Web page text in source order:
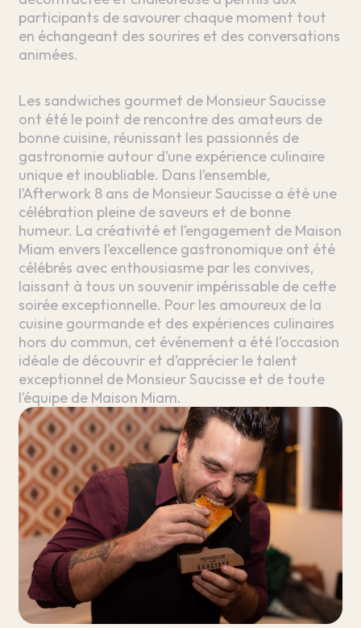
participants de savourer chaque moment tout
en échangeant des sourires et des conversations
animées.
Les sandwiches gourmet de Monsieur Saucisse
ont été le point de rencontre des amateurs de
bonne cuisine, réunissant les passionnés de
gastronomie autour d’une expérience culinaire
unique et inoubliable. Dans l’ensemble,
l’Afterwork 8 ans de Monsieur Saucisse a été une
célébration pleine de saveurs et de bonne
humeur. La créativité et l’engagement de Maison
Miam envers l’excellence gastronomique ont été
célébrés avec enthousiasme par les convives,
laissant à tous un souvenir impérissable de cette
soirée exceptionnelle. Pour les amoureux de la
cuisine gourmande et des expériences culinaires
hors du commun, cet événement a été l’occasion
idéale de découvrir et d’apprécier le talent
exceptionnel de Monsieur Saucisse et de toute
l’équipe de Maison Miam.